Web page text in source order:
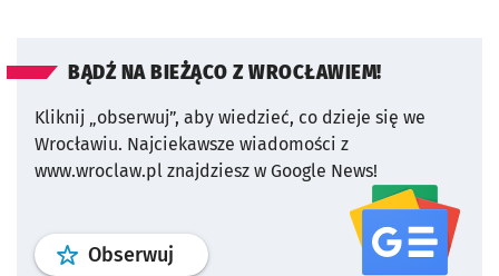
BĄDŹ NA BIEŻĄCO Z WROCŁAWIEM!
Kliknij „obserwuj”, aby wiedzieć, co dzieje się we
Wrocławiu. Najciekawsze wiadomości z
www.wroclaw.pl znajdziesz w Google News!
Obserwuj profil serwisu